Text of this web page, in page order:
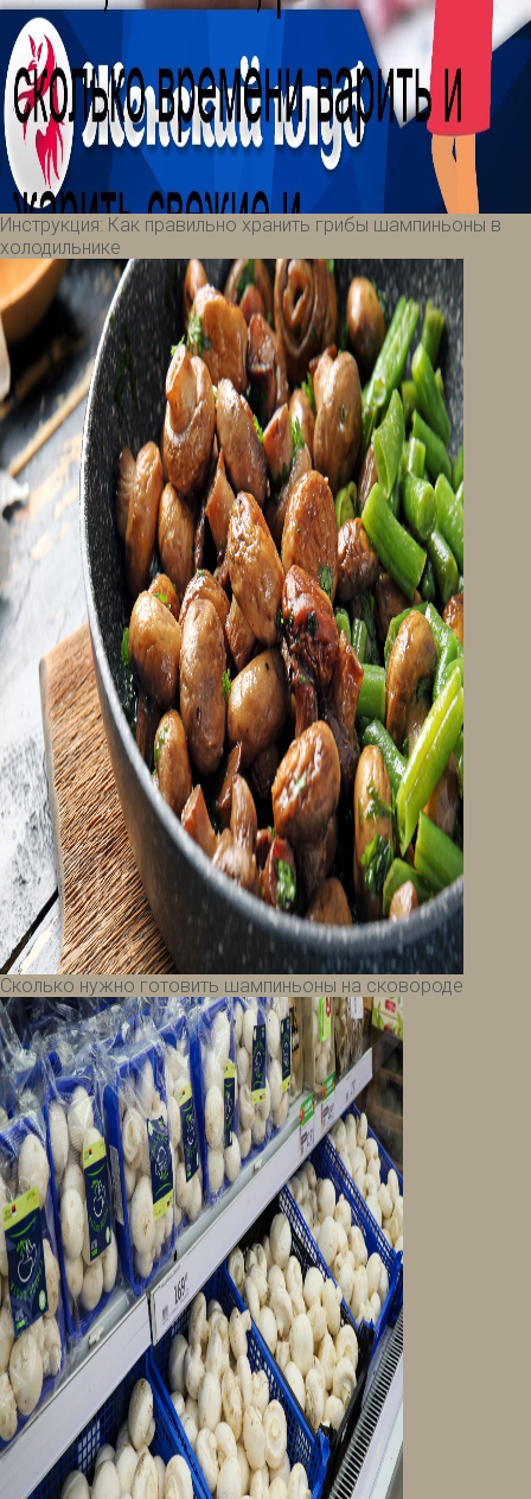
Инструкция: Как правильно хранить грибы шампиньоны в
холодильнике
Сколько нужно готовить шампиньоны на сковороде